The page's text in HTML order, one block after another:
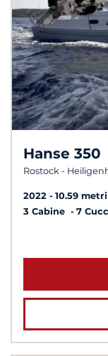
Hanse 350
Rostock -
2022
10.59 metri
3 Cabine
7